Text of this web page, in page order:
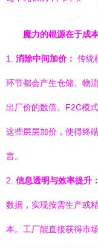
魔力的根源在于成
1. 消除中间加价： 传统
环节都会产生仓储、物
出厂价的数倍。F2C模
这些层层加价，使得终
言。
2. 信息透明与效率提升：
数据，实现按需生产或
本。工厂能直接获得市